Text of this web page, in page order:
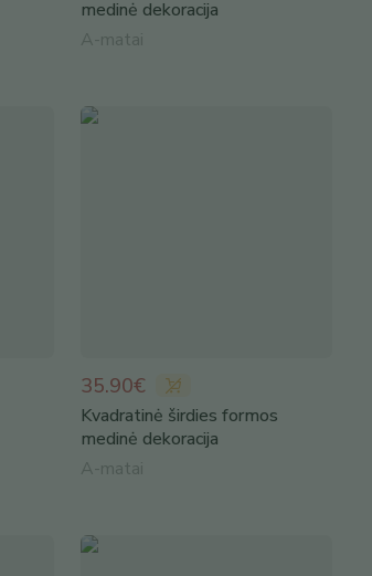
medinė dekoracija
A-matai
35.90€
Kvadratinė širdies formos
medinė dekoracija
A-matai